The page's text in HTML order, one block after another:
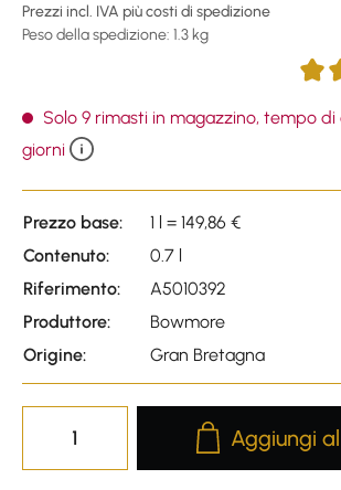
Prezzi incl. IVA più costi di spedizione
Peso della spedizione: 1.3 kg
Solo 9 rimasti in magazzino, tempo
giorni
Prezzo base:
1 l = 149,86 €
Contenuto:
0.7 l
Riferimento:
A5010392
Produttore:
Bowmore
Origine:
Gran Bretagna
Product Quantity:
Aggiungi